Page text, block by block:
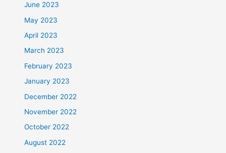
June 2023
May 2023
April 2023
March 2023
February 2023
January 2023
December 2022
November 2022
October 2022
August 2022